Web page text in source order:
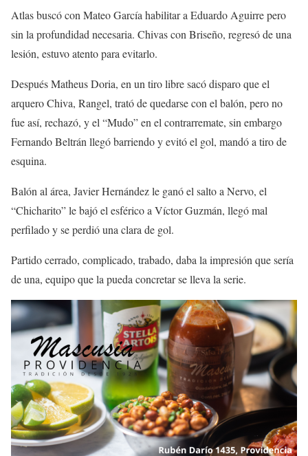
Atlas buscó con Mateo García habilitar a Eduardo Aguirre pero
sin la profundidad necesaria. Chivas con Briseño, regresó de una
lesión, estuvo atento para evitarlo.
Después Matheus Doria, en un tiro libre sacó disparo que el
arquero Chiva, Rangel, trató de quedarse con el balón, pero no
fue así, rechazó, y el “Mudo” en el contrarremate, sin embargo
Fernando Beltrán llegó barriendo y evitó el gol, mandó a tiro de
esquina.
Balón al área, Javier Hernández le ganó el salto a Nervo, el
“Chicharito” le bajó el esférico a Víctor Guzmán, llegó mal
perfilado y se perdió una clara de gol.
Partido cerrado, complicado, trabado, daba la impresión que sería
de una, equipo que la pueda concretar se lleva la serie.